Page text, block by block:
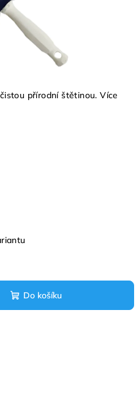
přírodní štětinou. Více
Do košíku